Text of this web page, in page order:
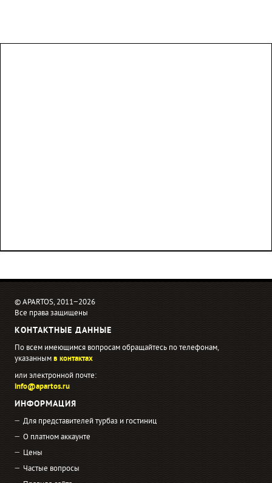
© APARTOS, 2011−2026
Все права защищены
КОНТАКТНЫЕ ДАННЫЕ
По всем имеющимся вопросам обращайтесь по телефонам,
указаннымв контактах
или электронной почте:
info@apartos.ru
ИНФОРМАЦИЯ
Для представителей турбаз и гостиниц
О платном аккаунте
Цены
Частые вопросы